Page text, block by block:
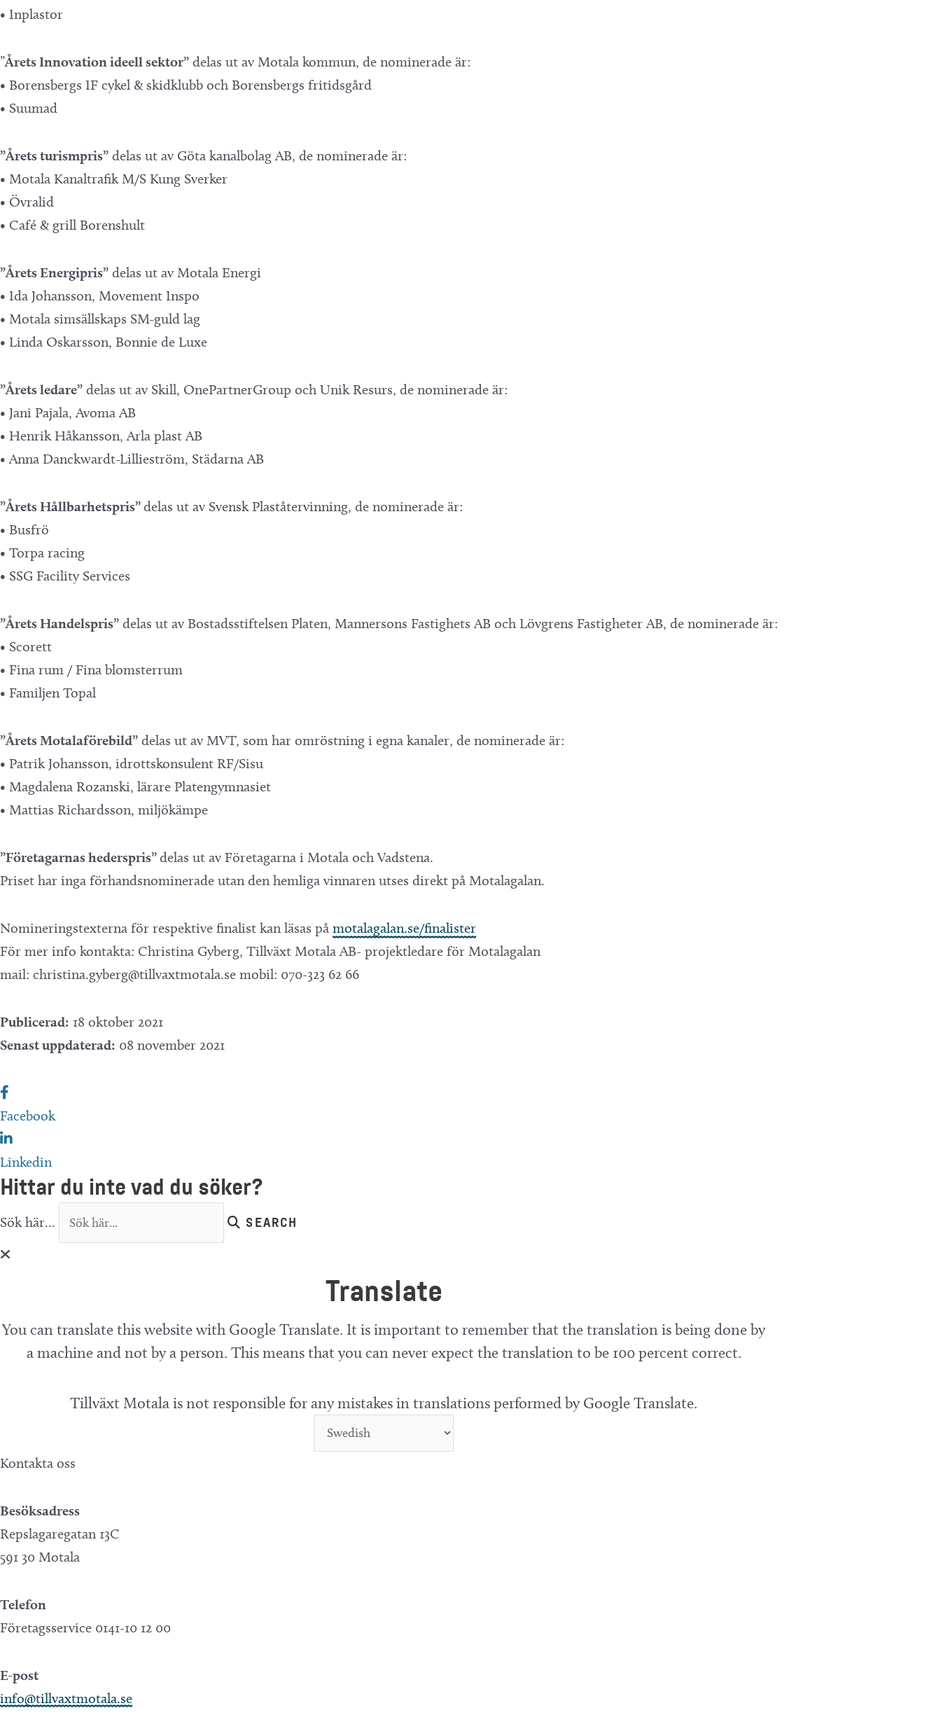
• Inplastor
”Årets Innovation ideell sektor” delas ut av Motala kommun, de nominerade är:
• Borensbergs IF cykel & skidklubb och Borensbergs fritidsgård
• Suumad
”Årets turismpris” delas ut av Göta kanalbolag AB, de nominerade är:
• Motala Kanaltrafik M/S Kung Sverker
• Övralid
• Café & grill Borenshult
”Årets Energipris” delas ut av Motala Energi
• Ida Johansson, Movement Inspo
• Motala simsällskaps SM-guld lag
• Linda Oskarsson, Bonnie de Luxe
”Årets ledare” delas ut av Skill, OnePartnerGroup och Unik Resurs, de nominerade är:
• Jani Pajala, Avoma AB
• Henrik Håkansson, Arla plast AB
• Anna Danckwardt-Lillieström, Städarna AB
”Årets Hållbarhetspris”delas ut av Svensk Plaståtervinning, de nominerade är:
• Busfrö
• Torpa racing
• SSG Facility Services
”Årets Handelspris” delas ut av Bostadsstiftelsen Platen, Mannersons Fastighets AB och Lövgrens Fastigheter AB, de nominerade är:
• Scorett
• Fina rum / Fina blomsterrum
• Familjen Topal
”Årets Motalaförebild” delas ut av MVT, som har omröstning i egna kanaler, de nominerade är:
• Patrik Johansson, idrottskonsulent RF/Sisu
• Magdalena Rozanski, lärare Platengymnasiet
• Mattias Richardsson, miljökämpe
”Företagarnas hederspris”delas ut av Företagarna i Motala och Vadstena.
Priset har inga förhandsnominerade utan den hemliga vinnaren utses direkt på Motalagalan.
Nomineringstexterna för respektive finalist kan läsas på motalagalan.se/finalister
För mer info kontakta: Christina Gyberg, Tillväxt Motala AB- projektledare för Motalagalan
mail: christina.gyberg@tillvaxtmotala.se mobil: 070-323 62 66
Publicerad: 18 oktober 2021
Senast uppdaterad: 08 november 2021
Facebook
Linkedin
Hittar du inte vad du söker?
Sök här... SEARCH
Translate
You can translate this website with Google Translate. It is important to remember that the translation is being done by
a machine and not by a person. This means that you can never expect the translation to be 100 percent correct.
Tillväxt Motala is not responsible for any mistakes in translations performed by Google Translate.
Kontakta oss
Besöksadress
Repslagaregatan 13C
591 30 Motala
Telefon
Företagsservice 0141-10 12 00
E-post
info@tillvaxtmotala.se